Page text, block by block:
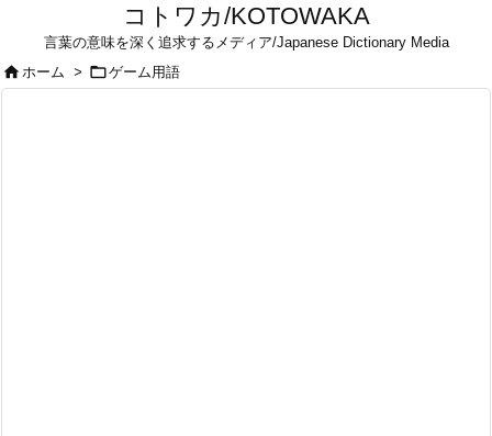
コトワカ/KOTOWAKA
言葉の意味を深く追求するメディア/Japanese Dictionary Media
ホーム > ゲーム用語